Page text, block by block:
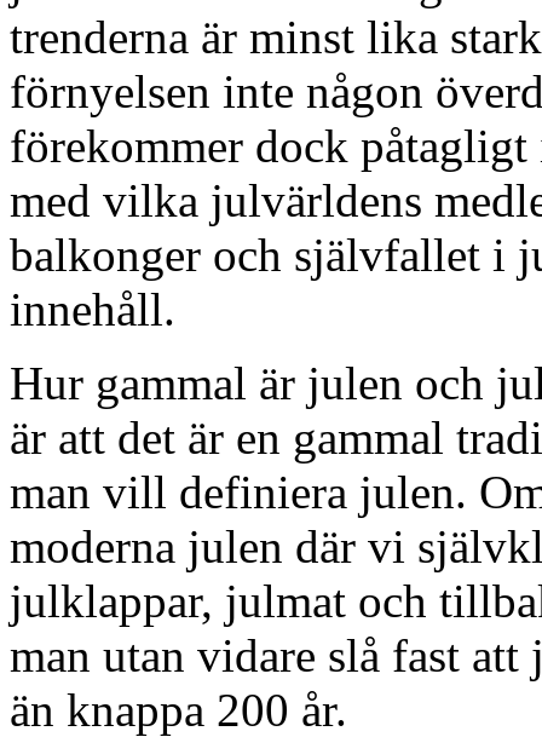
trenderna är minst lika
förnyelsen inte någon
förekommer dock
med vilka julvärldens
balkonger och självfallet i
innehåll.
Hur gammal är julen och
är att det är en gammal
man vill definiera julen.
moderna julen där vi
julklappar, julmat och
man utan vidare slå fast
än knappa 200 år.